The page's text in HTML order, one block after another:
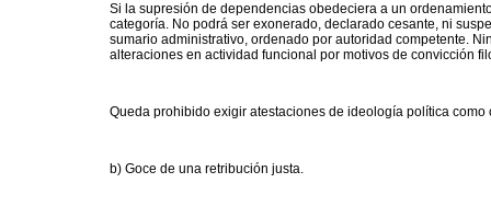
Si la supresión de dependencias obedeciera a un
categoría. No podrá ser exonerado, declarado cesante, ni
sumario administrativo, ordenado por autoridad competente.
alteraciones en actividad funcional por motivos de convicción
Queda prohibido exigir atestaciones de ideología política
b) Goce de una retribución justa.